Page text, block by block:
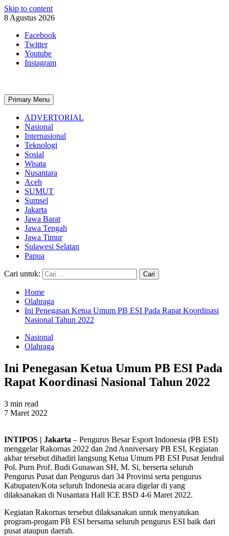
Skip to content
8 Agustus 2026
Facebook
Twitter
Youtube
Instagram
Primary Menu
ADVERTORIAL
Nasional
Internasional
Teknologi
Sosial
Wisata
Nusantara
Aceh
SUMUT
Sumsel
Jakarta
Jawa Barat
Jawa Tengah
Jawa Timur
Sulawesi Selatan
Papua
Cari untuk:
Home
Olahraga
Ini Penegasan Ketua Umum PB ESI Pada Rapat Koordinasi
Nasional Tahun 2022
Nasional
Olahraga
Ini Penegasan Ketua Umum PB ESI Pada
Rapat Koordinasi Nasional Tahun 2022
3 min read
7 Maret 2022
INTIPOS | Jakarta – Pengurus Besar Esport Indonesia (PB ESI)
menggelar Rakornas 2022 dan 2nd Anniversary PB ESI, Kegiatan
akbar tersebut dihadiri langsung Ketua Umum PB ESI Pusat Jendral
Pol. Purn Prof. Budi Gunawan SH, M. Si, berserta seluruh
Pengurus Pusat dan Pengurus dari 34 Provinsi serta pengurus
Kabupaten/Kota seluruh Indonesia acara digelar di yang
dilaksanakan di Nusantara Hall ICE BSD 4-6 Maret 2022.
Kegiatan Rakornas tersebut dilaksanakan untuk menyatukan
program-progam PB ESI bersama seluruh pengurus ESI baik dari
pusat ataupun daerah.